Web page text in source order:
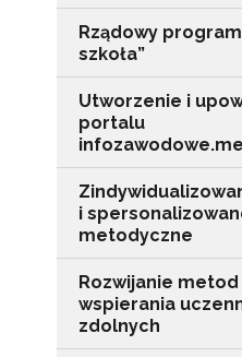
Rządowy
szkoła”
Utworzenie i
portalu
i
metodyczne
Rozwijanie
wspierania
zdolnych